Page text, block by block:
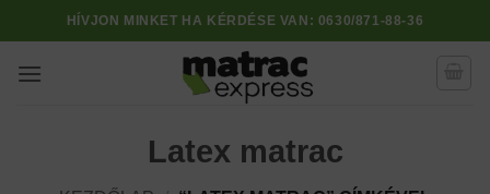
to
content
HÍVJON MINKET HA KÉRDÉSE VAN: 0630/871-88-36
Latex matrac